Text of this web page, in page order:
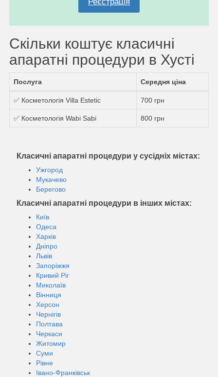
Скільки коштує класичні
апаратні процедури в Хусті
Послуга Середня ціна
✅ Косметологія Villa Estetic 700 грн
✅ Косметологія Wabi Sabi 800 грн
Класичні апаратні процедури у сусідніх містах:
Ужгород
Мукачево
Берегово
Класичні апаратні процедури в інших містах:
Київ
Одеса
Харків
Дніпро
Львів
Запоріжжя
Кривий Ріг
Миколаїв
Вінниця
Херсон
Чернігів
Полтава
Черкаси
Житомир
Суми
Рівне
Івано-Франківськ